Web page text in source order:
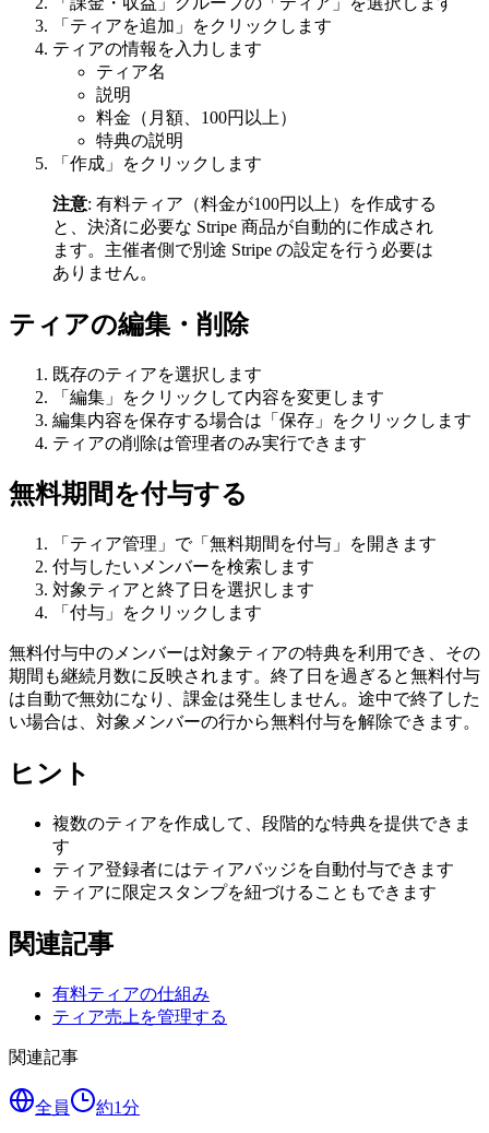
「ティアを追加」をクリックします
ティアの情報を入力します
ティア名
説明
料金（月額、100円以上）
特典の説明
「作成」をクリックします
注意: 有料ティア（料金が100円以上）を作成する
と、決済に必要な Stripe 商品が自動的に作成され
ます。主催者側で別途 Stripe の設定を行う必要は
ありません。
ティアの編集・削除
既存のティアを選択します
「編集」をクリックして内容を変更します
編集内容を保存する場合は「保存」をクリックします
ティアの削除は管理者のみ実行できます
無料期間を付与する
「ティア管理」で「無料期間を付与」を開きます
付与したいメンバーを検索します
対象ティアと終了日を選択します
「付与」をクリックします
無料付与中のメンバーは対象ティアの特典を利用でき、その
期間も継続月数に反映されます。終了日を過ぎると無料付与
は自動で無効になり、課金は発生しません。途中で終了した
い場合は、対象メンバーの行から無料付与を解除できます。
ヒント
複数のティアを作成して、段階的な特典を提供できま
す
ティア登録者にはティアバッジを自動付与できます
ティアに限定スタンプを紐づけることもできます
関連記事
有料ティアの仕組み
ティア売上を管理する
関連記事
全員 約1分